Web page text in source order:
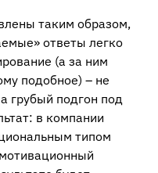
таким образом,
ответы легко
(а за ним
подобное) – не
грубый подгон под
в компании
типом